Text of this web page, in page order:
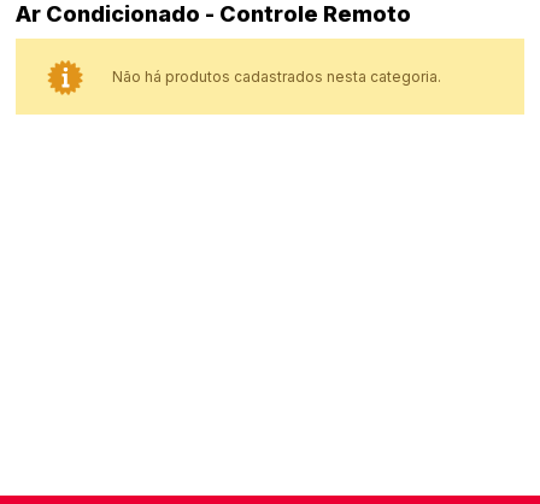
Cadastre-
se
PanexKrupsTaiffFaetDanevaEletroluxDeWaltLayrSkymsen
Ar Condicionado - Controle Remoto
Não há produtos cadastrados nesta categoria.